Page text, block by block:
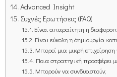
Advanced Insight
Συχνές Ερωτήσεις (FAQ)
Είναι απαραίτητη η
Είναι εύκολη η δημιουργία
Μπορεί μια μικρή
Ποια στρατηγική προσφέρει
Μπορούν να συνδυαστούν;